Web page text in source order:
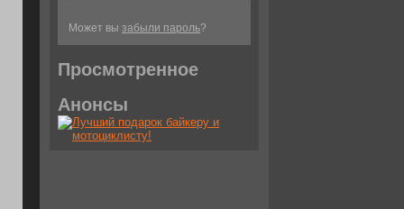
Может вы забыли пароль?
Просмотренное
Анонсы